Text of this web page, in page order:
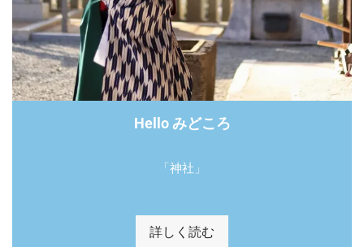
Hello みどころ
「神社」
詳しく読む